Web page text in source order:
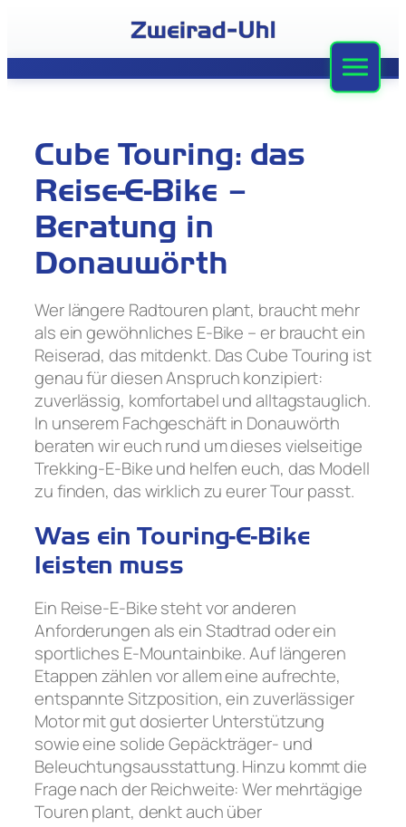
springen
Stellenangebote
Kontakt
Cube Touring: das
Reise-E-Bike –
Beratung in
Donauwörth
Wer längere Radtouren plant, braucht mehr
als ein gewöhnliches E-Bike – er braucht ein
Reiserad, das mitdenkt. Das Cube Touring ist
genau für diesen Anspruch konzipiert:
zuverlässig, komfortabel und alltagstauglich.
In unserem Fachgeschäft in Donauwörth
beraten wir euch rund um dieses vielseitige
Trekking-E-Bike und helfen euch, das Modell
zu finden, das wirklich zu eurer Tour passt.
Was ein Touring-E-Bike
leisten muss
Ein Reise-E-Bike steht vor anderen
Anforderungen als ein Stadtrad oder ein
sportliches E-Mountainbike. Auf längeren
Etappen zählen vor allem eine aufrechte,
entspannte Sitzposition, ein zuverlässiger
Motor mit gut dosierter Unterstützung
sowie eine solide Gepäckträger- und
Beleuchtungsausstattung. Hinzu kommt die
Frage nach der Reichweite: Wer mehrtägige
Touren plant, denkt auch über